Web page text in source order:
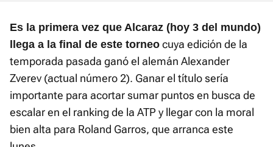
Es la primera vez que Alcaraz (hoy 3 del mundo)
llega a la final de este torneo cuya edición de la
temporada pasada ganó el alemán Alexander
Zverev (actual número 2). Ganar el título sería
importante para acortar sumar puntos en busca de
escalar en el ranking de la ATP y llegar con la moral
bien alta para Roland Garros, que arranca este